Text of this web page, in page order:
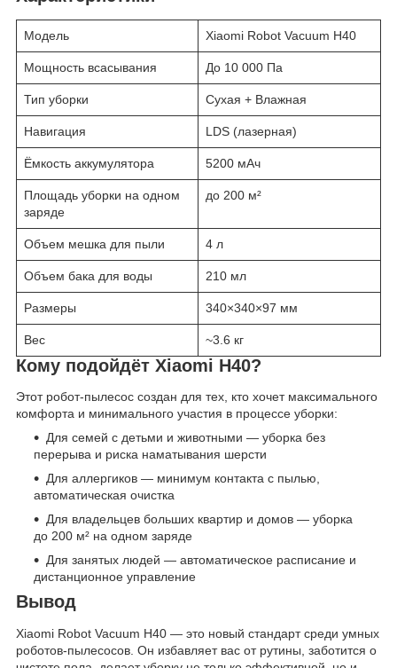
Модель Xiaomi Robot Vacuum H40
Мощность всасывания До 10 000 Па
Тип уборки Сухая + Влажная
Навигация LDS (лазерная)
Ёмкость аккумулятора 5200 мАч
Площадь уборки на одном
заряде
до 200 м²
Объем мешка для пыли 4 л
Объем бака для воды 210 мл
Размеры 340×340×97 мм
Вес ~3.6 кг
Кому подойдёт Xiaomi H40?
Этот робот-пылесос создан для тех, кто хочет максимального
комфорта и минимального участия в процессе уборки:
Для семей с детьми и животными — уборка без
перерыва и риска наматывания шерсти
Для аллергиков — минимум контакта с пылью,
автоматическая очистка
Для владельцев больших квартир и домов — уборка
до 200 м² на одном заряде
Для занятых людей — автоматическое расписание и
дистанционное управление
Вывод
Xiaomi Robot Vacuum H40 — это новый стандарт среди умных
роботов-пылесосов. Он избавляет вас от рутины, заботится о